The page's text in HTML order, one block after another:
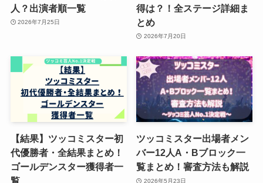
人？出演者順一覧
2026年7月25日
得は？！全ステージ詳細ま
とめ
2026年7月20日
【結果】ツッコミスター初
代優勝者・全結果まとめ！
ゴールデンスター獲得者一
覧
ツッコミスター出場者メン
バー12人A・Bブロック一
覧まとめ！審査方法も解説
2026年5月23日